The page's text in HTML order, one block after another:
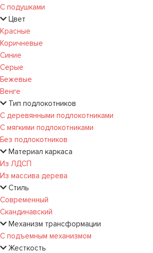
С подушками
Цвет
Красные
Коричневые
Синие
Серые
Бежевые
Венге
Тип подлокотников
С деревянными подлокотниками
С мягкими подлокотниками
Без подлокотников
Материал каркаса
Из ЛДСП
Из массива дерева
Стиль
Современный
Скандинавский
Механизм трансформации
С подъемным механизмом
Жесткость